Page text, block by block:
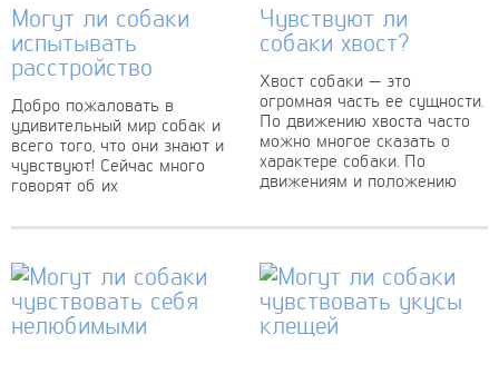
Могут ли собаки
испытывать
расстройство
Добро пожаловать в
удивительный мир собак и
всего того, что они знают и
чувствуют! Сейчас много
говорят об их
способностях и о том, что...
Чувствуют ли
собаки хвост?
Хвост собаки — это
огромная часть ее сущности.
По движению хвоста часто
можно многое сказать о
характере собаки. По
движениям и положению